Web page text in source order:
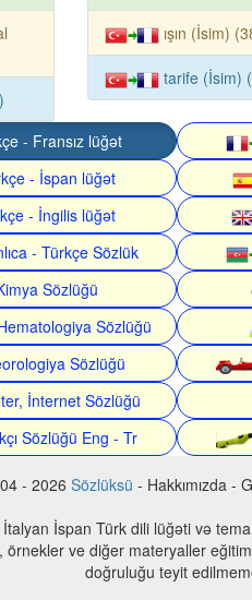
ışın (İsim)
tarife (İsim)
- Fransız lüğət
- İspan lüğət
- İngilis lüğət
- Türkçe Sözlük
Sözlüğü
Sözlüğü
Sözlüğü
İnternet Sözlüğü
Sözlüğü Eng - Tr
- 2026 Sözlüksü - Hakkımızda -
İspan Türk dili lüğəti və
ve diğer materyaller
doğruluğu teyit